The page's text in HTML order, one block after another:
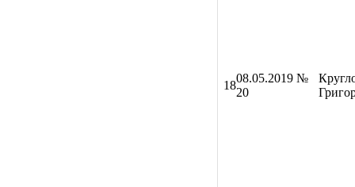
18
08.05.2019 №
20